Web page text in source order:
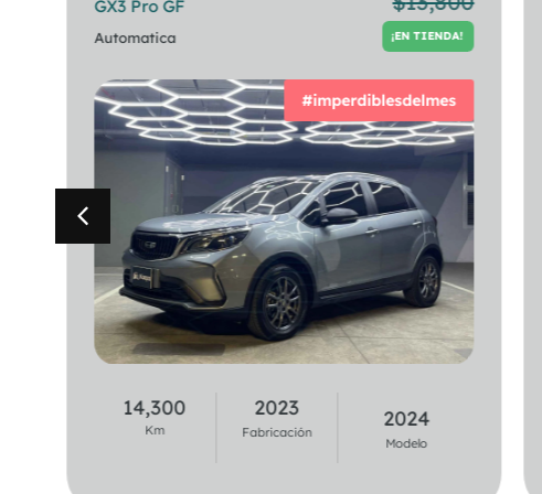
GX3 Pro GF
Automatica ¡EN TIENDA!
#imperdiblesdelmes
14,300
Km
2023
Fabricación
2024
Modelo
320i Berlina
Automatica
¡EN TIENDA!
37,100
Km
2020
Fabricación
2021
Modelo